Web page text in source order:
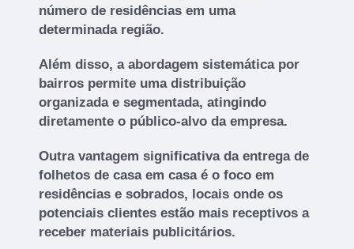
número de residências em uma
determinada região.
Além disso, a abordagem sistemática por
bairros permite uma distribuição
organizada e segmentada, atingindo
diretamente o público-alvo da empresa.
Outra vantagem significativa da entrega de
folhetos de casa em casa é o foco em
residências e sobrados, locais onde os
potenciais clientes estão mais receptivos a
receber materiais publicitários.